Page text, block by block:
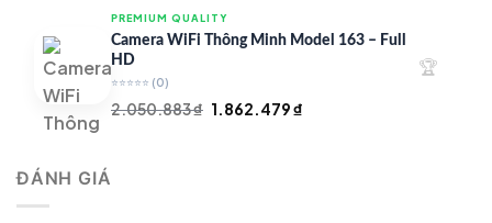
là:
1.948.107 ₫.là:
PREMIUM QUALITY
Camera WiFi Thông Minh Model 163 – Full
HD
⭐⭐⭐⭐⭐ (0)
2.050.883₫ Giá
1.862.479₫
🏆
ĐÁNH GIÁ